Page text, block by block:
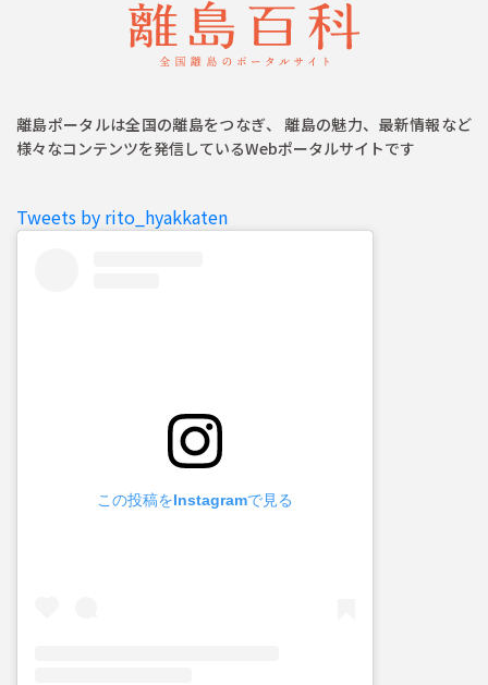
離島ポータルは全国の離島をつなぎ、 離島の魅力、最新情報など
様々なコンテンツを発信しているWebポータルサイトです
Tweets by rito_hyakkaten
この投稿をInstagramで見る